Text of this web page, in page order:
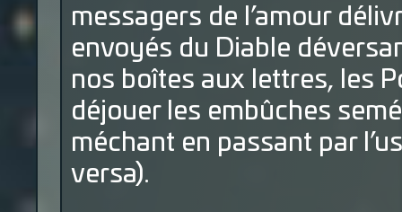
messagers de l’amour
envoyés du Diable
nos boîtes aux lettres, les
déjouer les embûches
méchant en passant par
versa).